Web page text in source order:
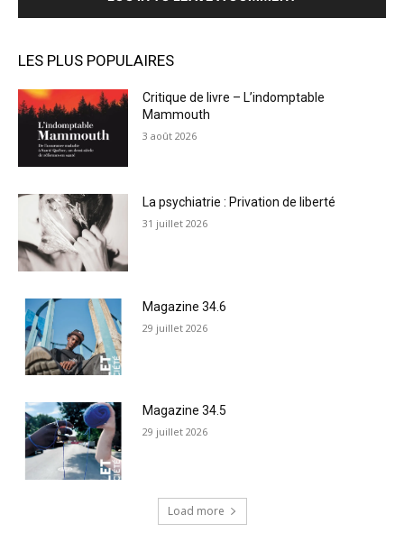
LES PLUS POPULAIRES
Critique de livre – L’indomptable
Mammouth
3 août 2026
La psychiatrie : Privation de liberté
31 juillet 2026
Magazine 34.6
29 juillet 2026
Magazine 34.5
29 juillet 2026
Load more